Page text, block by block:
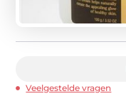
Veelgestelde vragen